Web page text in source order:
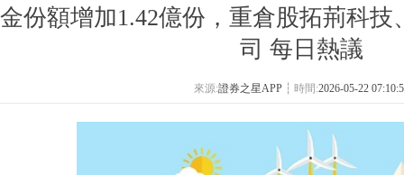
金份額增加1.42億份，重倉股拓荊科技
司 每日熱議
來源:證券之星APP ┆ 時間:2026-05-22